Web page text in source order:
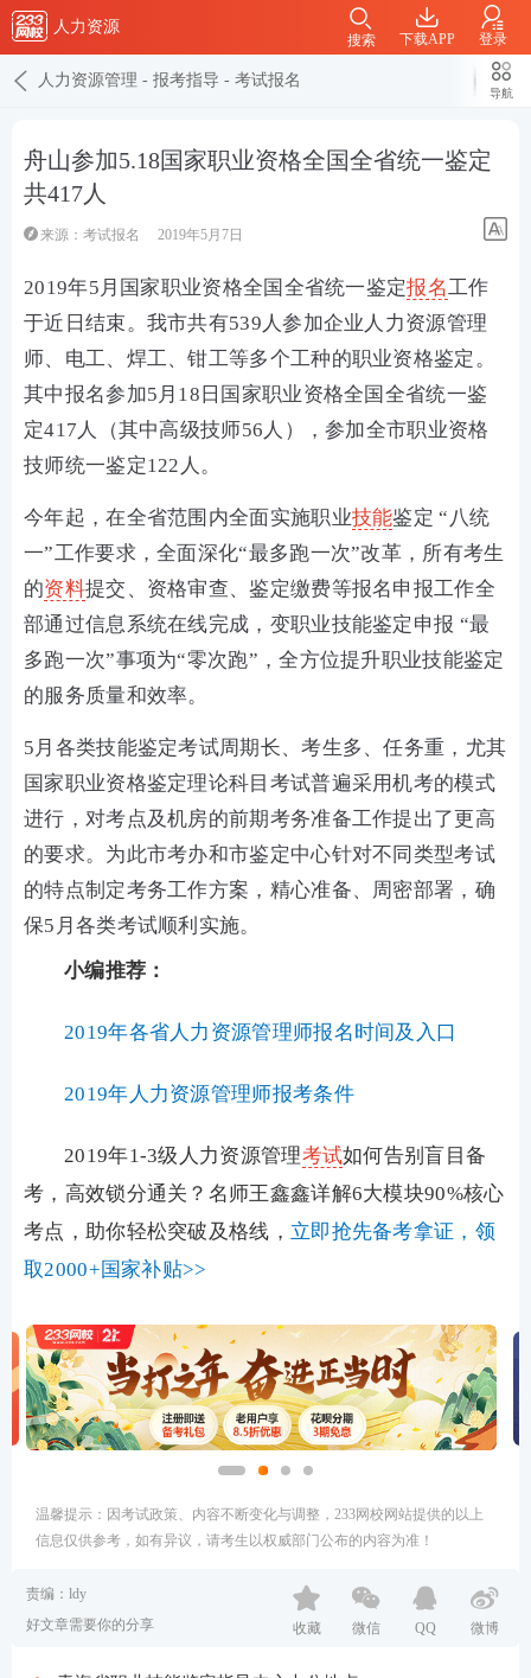
人力资源
下载APP 登录
搜索
人力资源管理 - 报考指导 - 考试报名
导航
舟山参加5.18国家职业资格全国全省统一鉴定
共417人
来源： 考试报名 2019年5月7日
2019年5月国家职业资格全国全省统一鉴定报名工作
于近日结束。我市共有539人参加企业人力资源管理
师、电工、焊工、钳工等多个工种的职业资格鉴定。
其中报名参加5月18日国家职业资格全国全省统一鉴
定417人（其中高级技师56人），参加全市职业资格
技师统一鉴定122人。
今年起，在全省范围内全面实施职业技能鉴定 “八统
一”工作要求，全面深化“最多跑一次”改革，所有考生
的资料提交、资格审查、鉴定缴费等报名申报工作全
部通过信息系统在线完成，变职业技能鉴定申报 “最
多跑一次”事项为“零次跑”，全方位提升职业技能鉴定
的服务质量和效率。
5月各类技能鉴定考试周期长、考生多、任务重，尤其
国家职业资格鉴定理论科目考试普遍采用机考的模式
进行，对考点及机房的前期考务准备工作提出了更高
的要求。为此市考办和市鉴定中心针对不同类型考试
的特点制定考务工作方案，精心准备、周密部署，确
保5月各类考试顺利实施。
小编推荐：
2019年各省人力资源管理师报名时间及入口
2019年人力资源管理师报考条件
2019年1-3级人力资源管理考试如何告别盲目备
考，高效锁分通关？名师王鑫鑫详解6大模块90%核心
考点，助你轻松突破及格线， 立即抢先备考拿证，领
取2000+国家补贴>>
温馨提示：因考试政策、内容不断变化与调整，233网校网站提供的以上
信息仅供参考，如有异议，请考生以权威部门公布的内容为准！
责编：ldy
好文章需要你的分享
收藏 微信 QQ 微博